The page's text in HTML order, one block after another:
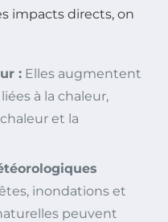
impacts directs, on
: Elles augmentent
à la chaleur,
et la
inondations et
peuvent